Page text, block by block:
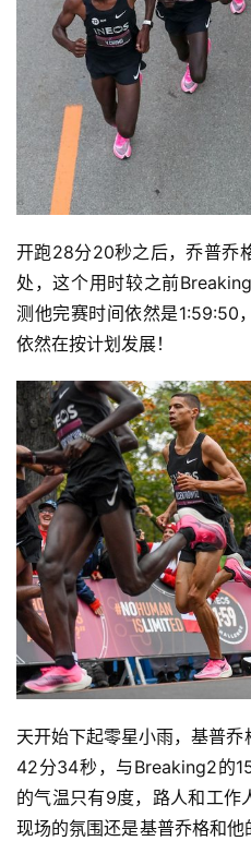
开跑28分20秒之后，乔普乔
处，这个用时较之前
测他完赛时间依然是1:59:50
依然在按计划发展！
天开始下起零星小雨，基普
42分34秒，与Breaking2的
的气温只有9度，路人和工作
现场的氛围还是基普乔格和他